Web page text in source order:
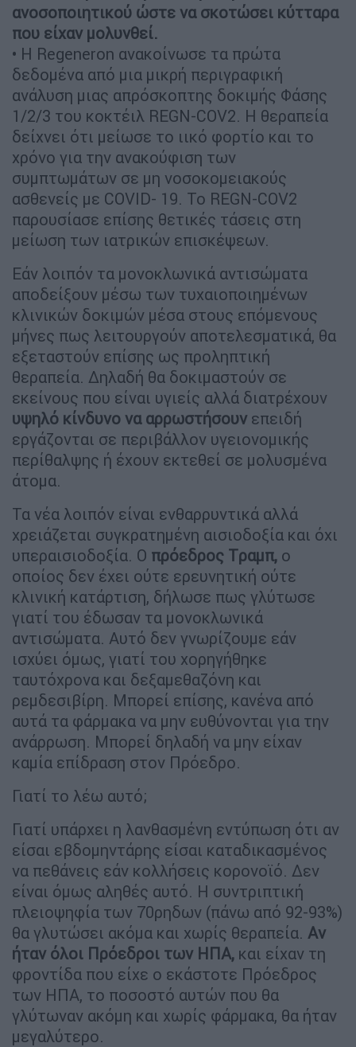
ανοσοποιητικού ώστε να σκοτώσει κύτταρα
που είχαν μολυνθεί.
• Η Regeneron ανακοίνωσε τα πρώτα
δεδομένα από μια μικρή περιγραφική
ανάλυση μιας απρόσκοπτης δοκιμής Φάσης
1/2/3 του κοκτέιλ REGN-COV2. Η θεραπεία
δείχνει ότι μείωσε το ιικό φορτίο και το
χρόνο για την ανακούφιση των
συμπτωμάτων σε μη νοσοκομειακούς
ασθενείς με COVID- 19. Το REGN-COV2
παρουσίασε επίσης θετικές τάσεις στη
μείωση των ιατρικών επισκέψεων.
Εάν λοιπόν τα μονοκλωνικά αντισώματα
αποδείξουν μέσω των τυχαιοποιημένων
κλινικών δοκιμών μέσα στους επόμενους
μήνες πως λειτουργούν αποτελεσματικά, θα
εξεταστούν επίσης ως προληπτική
θεραπεία. Δηλαδή θα δοκιμαστούν σε
εκείνους που είναι υγιείς αλλά διατρέχουν
υψηλό κίνδυνο να αρρωστήσουν επειδή
εργάζονται σε περιβάλλον υγειονομικής
περίθαλψης ή έχουν εκτεθεί σε μολυσμένα
άτομα.
Τα νέα λοιπόν είναι ενθαρρυντικά αλλά
χρειάζεται συγκρατημένη αισιοδοξία και όχι
υπεραισιοδοξία. Ο πρόεδρος Tραμπ, ο
οποίος δεν έχει ούτε ερευνητική ούτε
κλινική κατάρτιση, δήλωσε πως γλύτωσε
γιατί του έδωσαν τα μονοκλωνικά
αντισώματα. Αυτό δεν γνωρίζουμε εάν
ισχύει όμως, γιατί του χορηγήθηκε
ταυτόχρονα και δεξαμεθαζόνη και
ρεμδεσιβίρη. Μπορεί επίσης, κανένα από
αυτά τα φάρμακα να μην ευθύνονται για την
ανάρρωση. Μπορεί δηλαδή να μην είχαν
καμία επίδραση στον Πρόεδρο.
Γιατί το λέω αυτό;
Γιατί υπάρχει η λανθασμένη εντύπωση ότι αν
είσαι εβδομηντάρης είσαι καταδικασμένος
να πεθάνεις εάν κολλήσεις κορονοϊό. Δεν
είναι όμως αληθές αυτό. Η συντριπτική
πλειοψηφία των 70ρηδων (πάνω από 92-93%)
θα γλυτώσει ακόμα και χωρίς θεραπεία. Αν
ήταν όλοι Πρόεδροι των ΗΠΑ, και είχαν τη
φροντίδα που είχε ο εκάστοτε Πρόεδρος
των ΗΠΑ, το ποσοστό αυτών που θα
γλύτωναν ακόμη και χωρίς φάρμακα, θα ήταν
μεγαλύτερο.